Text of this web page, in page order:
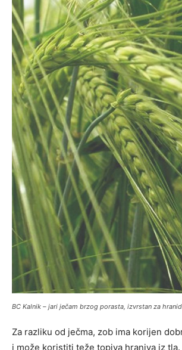
BC Kalnik – jari ječam brzog porasta, izvrstan za
Za razliku od ječma, zob ima korijen
i može koristiti teže topiva hraniva iz tla.